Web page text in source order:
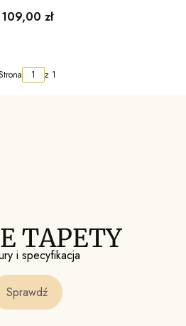
16 plansz
Cena
109,00 zł
z 1
TAPETY
i specyfikacja
Sprawdź